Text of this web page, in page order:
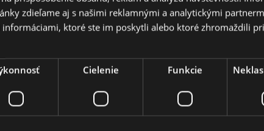
zdieľame aj s našimi reklamnými a analytickými
ktoré ste im poskytli alebo ktoré zhromaždili
Cielenie Funkcie